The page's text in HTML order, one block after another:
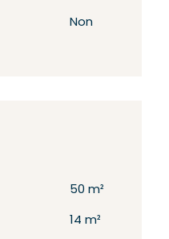
Non
50 m²
14 m²